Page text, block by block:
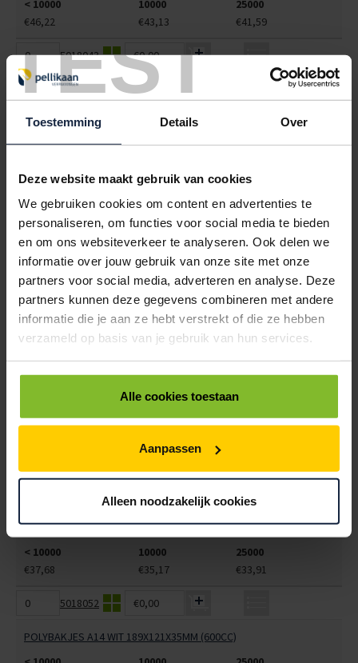
TEST
Toestemming Details Over
Deze website maakt gebruik van cookies
We gebruiken cookies om content en advertenties te
personaliseren, om functies voor social media te bieden
en om ons websiteverkeer te analyseren. Ook delen we
informatie over jouw gebruik van onze site met onze
partners voor social media, adverteren en analyse. Deze
partners kunnen deze gegevens combineren met andere
informatie die je aan ze hebt verstrekt of die ze hebben
verzameld op basis van je gebruik van hun services.
Alle cookies toestaan
Aanpassen
Alleen noodzakelijk cookies
< 10000 10000
25000
€46,22
€43,13 €41,59
5018043 €0,00
POLYBAKJES V2 ZWART 189X121X22MM (340CC)
€53,21
€49,66
POLYBAKJES A9 + ZIJVAK WIT 203X95X36MM (350+100CC)
< 10000
10000
25000
€45,15
€42,14 €40,64
€0,00
POLYBAKJES A9 + ZIJVAK ZWART 203X95X36MM (350+100CC)
< 10000
10000
25000
POLYBAKJES A7 + ZIJVAK WIT 170X95X33MM (230+80CC)
10000
€35,17
POLYBAKJES A7 + ZIJVAK ZWART 170X95X33MM (230+80CC)
< 10000
10000
25000
€37,68
€35,17 €33,91
5018052 €0,00
POLYBAKJES A14 WIT 189X121X35MM (600CC)